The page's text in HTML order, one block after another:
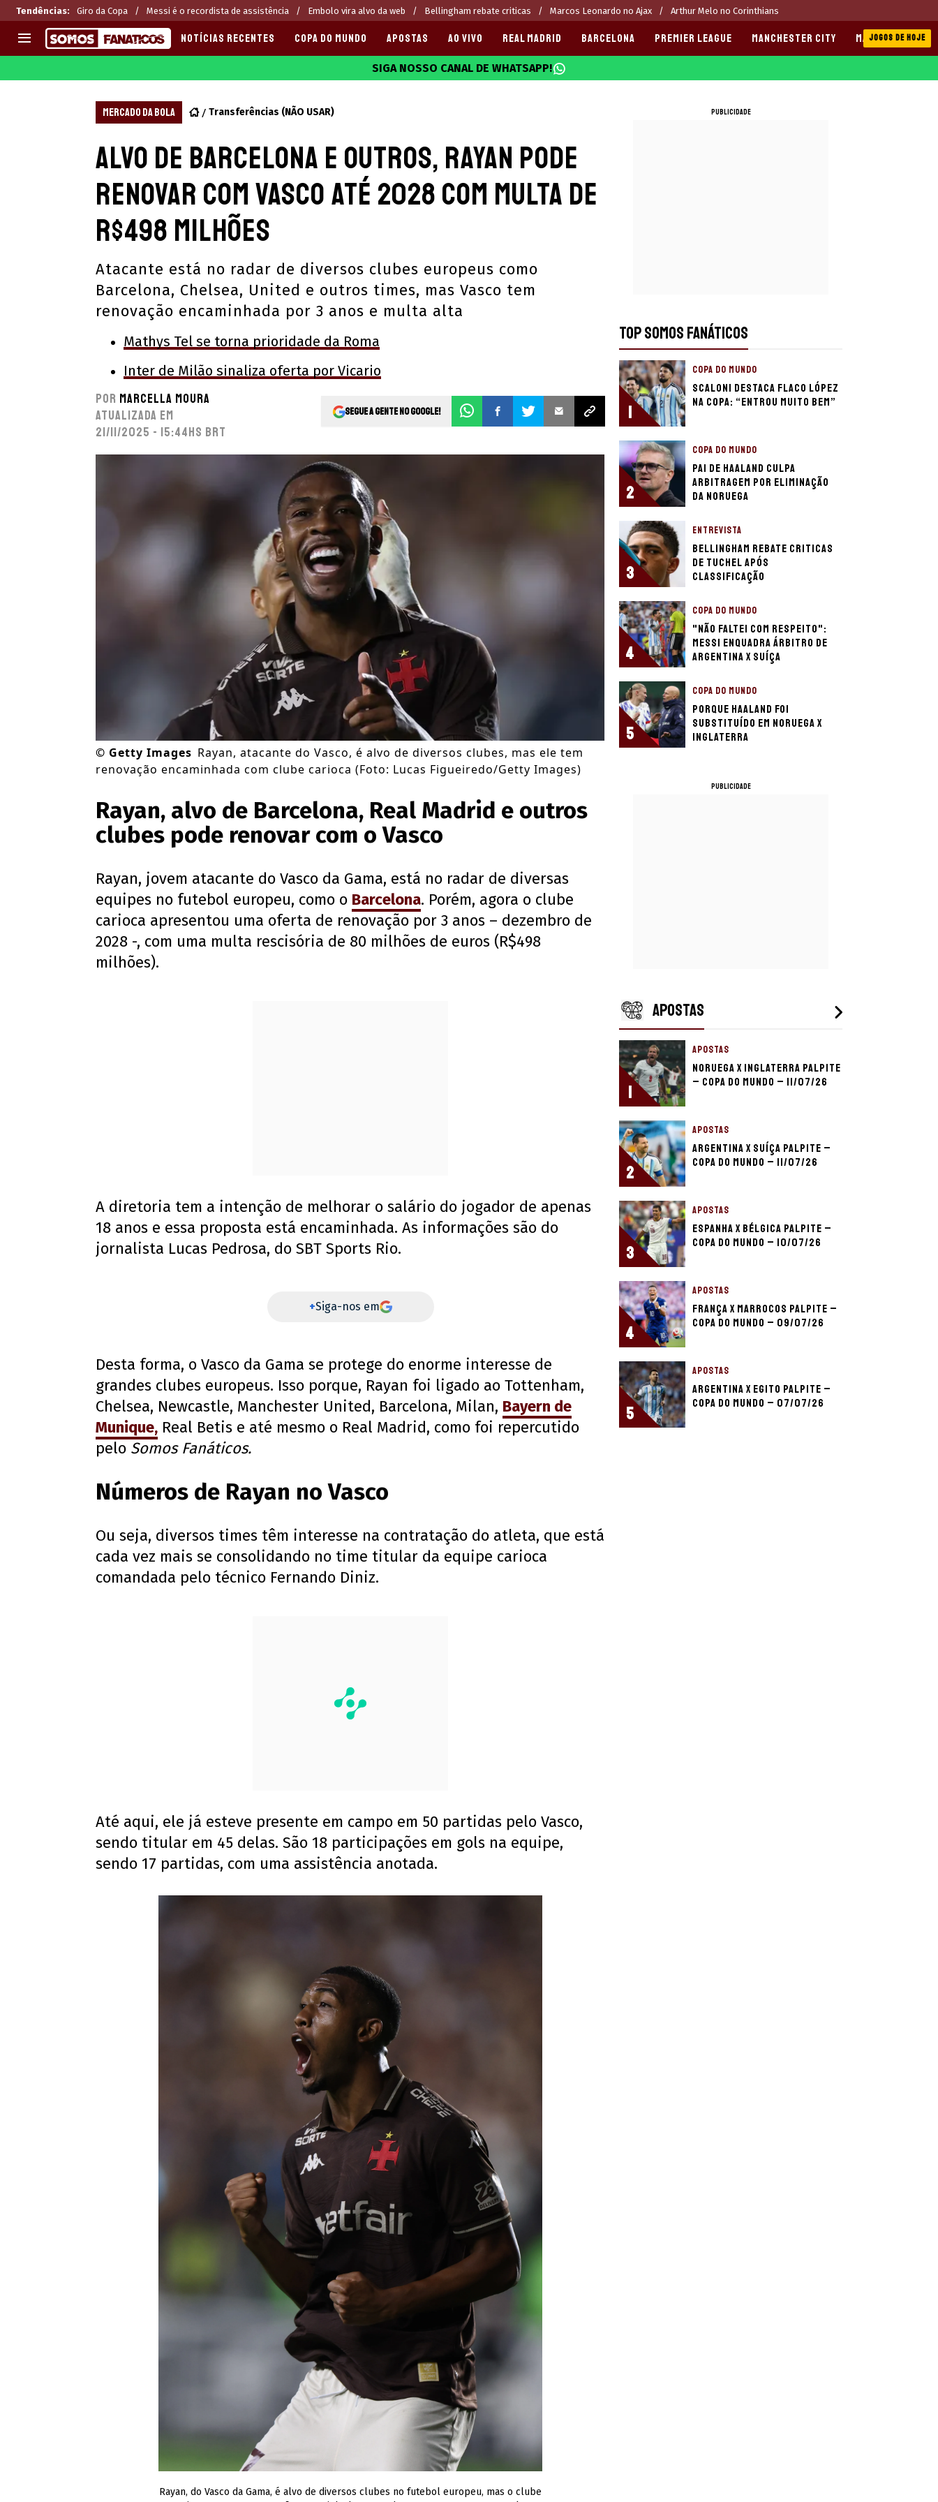
Tendências: Giro da Copa Messi é o recordista de assistência Embolo vira alvo da web Bellingham rebate criticas Marcos Leonardo no Ajax Arthur Melo no Corinthians
CHAMPIONS LEAGUE
PREMIER LEAGUE
LIGA PORTUGUESA
Melhores sites de apostas 2025
Últimas
CASAS DE APOSTAS
CÓDIGOS e OFERTAS
APPS
NOTÍCIAS RECENTES COPA DO MUNDO APOSTAS AO VIVO REAL MADRID BARCELONA PREMIER LEAGUE MANCHESTER CITY MANCHESTER
JOGOS DE HOJE
SIGA NOSSO CANAL DE WHATSAPP!
MERCADO DA BOLA Transferências (NÃO USAR)
Alvo de Barcelona e outros, Rayan pode
renovar com Vasco até 2028 com multa de
R$498 milhões
Atacante está no radar de diversos clubes europeus como
Barcelona, Chelsea, United e outros times, mas Vasco tem
renovação encaminhada por 3 anos e multa alta
Mathys Tel se torna prioridade da Roma
Inter de Milão sinaliza oferta por Vicario
Por Marcella Moura
Atualizada em
21/11/2025 - 15:44hs BRT
Segue a gente no Google!
© Getty Images Rayan, atacante do Vasco, é alvo de diversos clubes, mas ele tem
renovação encaminhada com clube carioca (Foto: Lucas Figueiredo/Getty Images)
Rayan, alvo de Barcelona, Real Madrid e outros
clubes pode renovar com o Vasco
Rayan, jovem atacante do Vasco da Gama, está no radar de diversas
equipes no futebol europeu, como o Barcelona. Porém, agora o clube
carioca apresentou uma oferta de renovação por 3 anos – dezembro de
2028 -, com uma multa rescisória de 80 milhões de euros (R$498
milhões).
A diretoria tem a intenção de melhorar o salário do jogador de apenas
18 anos e essa proposta está encaminhada. As informações são do
jornalista Lucas Pedrosa, do SBT Sports Rio.
+Siga-nos em
Desta forma, o Vasco da Gama se protege do enorme interesse de
grandes clubes europeus. Isso porque, Rayan foi ligado ao Tottenham,
Chelsea, Newcastle, Manchester United, Barcelona, Milan, Bayern de
Munique, Real Betis e até mesmo o Real Madrid, como foi repercutido
pelo Somos Fanáticos.
Números de Rayan no Vasco
Ou seja, diversos times têm interesse na contratação do atleta, que está
cada vez mais se consolidando no time titular da equipe carioca
comandada pelo técnico Fernando Diniz.
Até aqui, ele já esteve presente em campo em 50 partidas pelo Vasco,
sendo titular em 45 delas. São 18 participações em gols na equipe,
sendo 17 partidas, com uma assistência anotada.
Rayan, do Vasco da Gama, é alvo de diversos clubes no futebol europeu, mas o clube
PUBLICIDADE
TOP SOMOS FANÁTICOS
1
COPA DO MUNDO
Scaloni destaca Flaco López
na Copa: “Entrou muito bem”
2
COPA DO MUNDO
Pai de Haaland culpa
arbitragem por eliminação
da Noruega
3
ENTREVISTA
Bellingham rebate criticas
de Tuchel após
classificação
4
COPA DO MUNDO
"Não faltei com respeito":
Messi enquadra árbitro de
Argentina x Suíça
5
COPA DO MUNDO
Porque Haaland foi
substituído em Noruega x
Inglaterra
PUBLICIDADE
APOSTAS
1
APOSTAS
Noruega x Inglaterra palpite
– Copa do Mundo – 11/07/26
2
APOSTAS
Argentina x Suíça palpite –
Copa do Mundo – 11/07/26
3
APOSTAS
Espanha x Bélgica palpite –
Copa do Mundo – 10/07/26
4
APOSTAS
França x Marrocos palpite –
Copa do Mundo – 09/07/26
5
APOSTAS
Argentina x Egito palpite –
Copa do Mundo – 07/07/26